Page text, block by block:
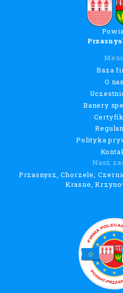
Baza
O nas
Banery
Polityka
Nasz
Przasnysz, Chorzele,
Krasne,